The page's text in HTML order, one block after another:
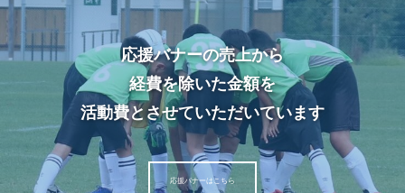
応援バナーの売上から
経費を除いた金額を
活動費とさせていただいています
応援バナーはこちら